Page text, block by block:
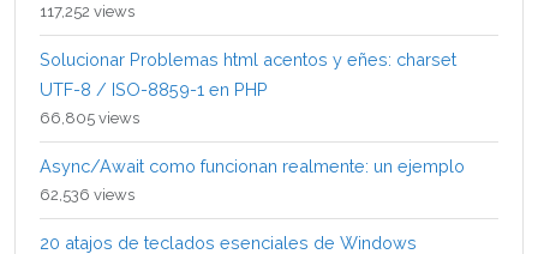
117,252 views
Solucionar Problemas html acentos y eñes: charset
UTF-8 / ISO-8859-1 en PHP
66,805 views
Async/Await como funcionan realmente: un ejemplo
62,536 views
20 atajos de teclados esenciales de Windows